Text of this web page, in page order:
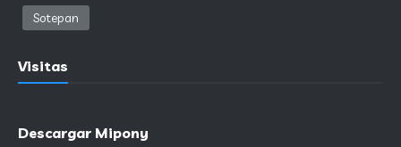
Sotepan
Visitas
Descargar Mipony